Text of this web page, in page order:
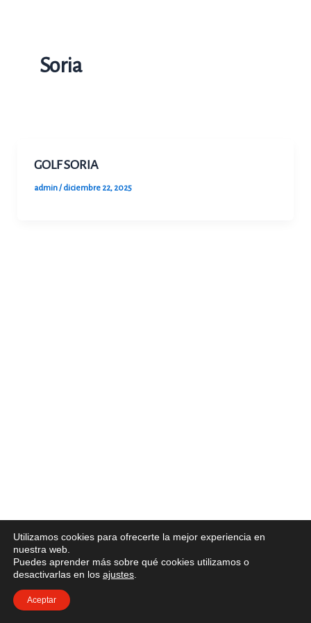
Soria
GOLF SORIA
admin/diciembre 22, 2025
Utilizamos cookies para ofrecerte la mejor experiencia en
nuestra web.
Puedes aprender más sobre qué cookies utilizamos o
desactivarlas en los ajustes
Aceptar